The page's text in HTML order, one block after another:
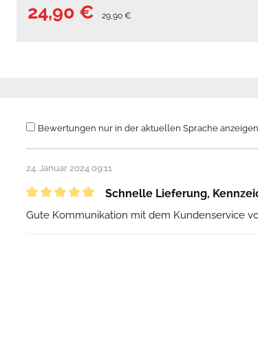
24,90 € 29,90 €
Bewertungen nur in der aktuellen Sprache
24. Januar 2024 09:11
Schnelle Lieferung,
Gute Kommunikation mit dem Kundenservice